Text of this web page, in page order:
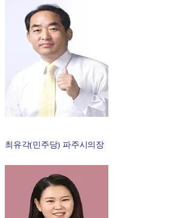
최유각(민주당) 파주시의장